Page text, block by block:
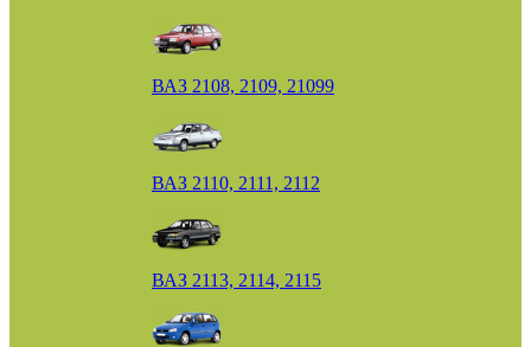
ВАЗ 2108, 2109, 21099
ВАЗ 2110, 2111, 2112
ВАЗ 2113, 2114, 2115